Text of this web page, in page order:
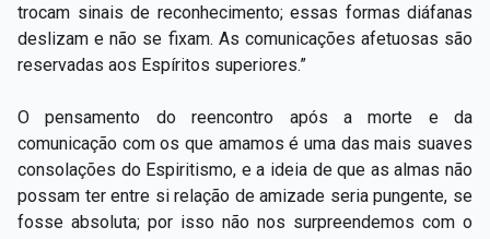
trocam sinais de reconhecimento; essas formas diáfanas
deslizam e não se fixam. As comunicações afetuosas são
reservadas aos Espíritos superiores.”
O pensamento do reencontro após a morte e da
comunicação com os que amamos é uma das mais suaves
consolações do Espiritismo, e a ideia de que as almas não
possam ter entre si relação de amizade seria pungente, se
fosse absoluta; por isso não nos surpreendemos com o